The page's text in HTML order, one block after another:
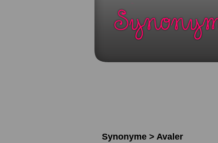
Synonyme > Avaler